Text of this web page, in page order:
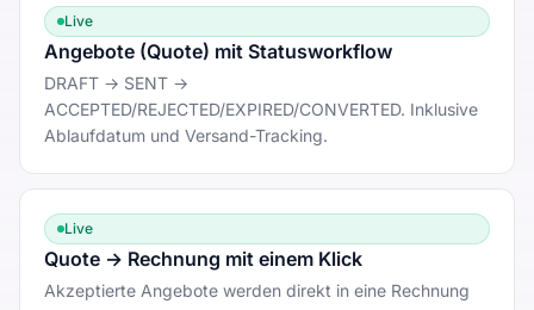
Live
Angebote (Quote) mit Statusworkflow
DRAFT → SENT →
ACCEPTED/REJECTED/EXPIRED/CONVERTED. Inklusive
Ablaufdatum und Versand-Tracking.
Live
Quote → Rechnung mit einem Klick
Akzeptierte Angebote werden direkt in eine Rechnung